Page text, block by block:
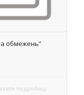
обмежень”
подробиці